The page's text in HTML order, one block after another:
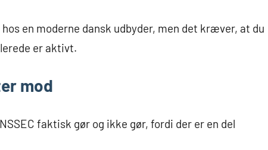
en moderne dansk udbyder, men det kræver, at du
er aktivt.
mod
faktisk gør og ikke gør, fordi der er en del